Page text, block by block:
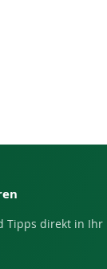
Tipps direkt in Ihr